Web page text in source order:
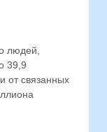
людей,
39,9
от связанных